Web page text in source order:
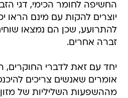
החשיפה לחומר הכימי, דגי
יוצרים להקות עם מינם הראו
להתרועע, שכן הם נמצאו
זברה אחרים.
יחד עם זאת לדברי החוקרים,
אומרים שאנשים צריכים
מההשפעות השליליות של מזון